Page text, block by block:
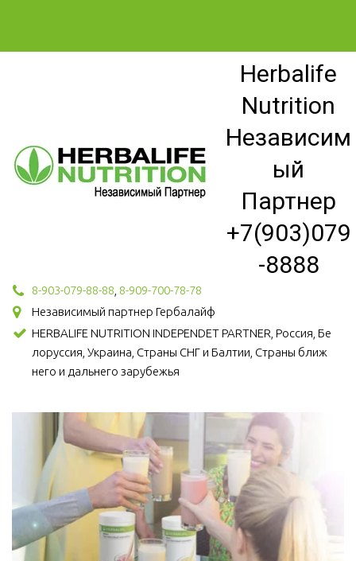
Herbalife
Nutrition
Независим
ый
Партнер
+7(903)079
-8888
8-903-079-88-88 8-909-700-78-78
Независимый партнер Гербалайф
HERBALIFE NUTRITION INDEPENDET PARTNER, Россия, Бе
лоруссия, Украина, Страны СНГ и Балтии, Страны ближ
него и дальнего зарубежья